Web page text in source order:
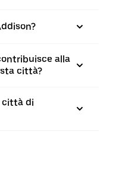
alla
città?
città di